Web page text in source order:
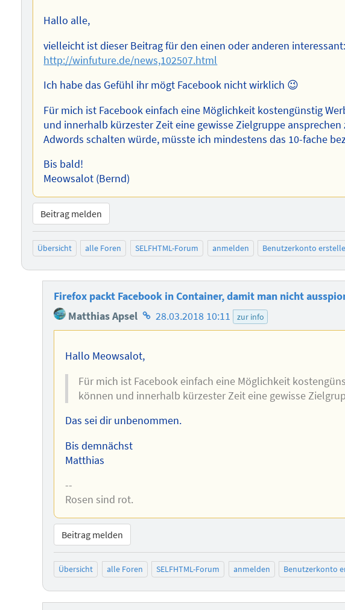
Hallo alle,
vielleicht ist dieser Beitrag für den einen oder anderen interessant:
http://winfuture.de/news,102507.html
Ich habe das Gefühl ihr mögt Facebook nicht wirklich 😉
Für mich ist Facebook einfach eine Möglichkeit kostengünstig
und innerhalb kürzester Zeit eine gewisse Zielgruppe ansprechen
Adwords schalten würde, müsste ich mindestens das 10-fache
Bis bald!
Meowsalot (Bernd)
Beitrag melden
Übersicht alle Foren SELFHTML-Forum anmelden Benutzerkonto
Firefox packt Facebook in Container, damit man nicht
Matthias Apsel Homepage
des
28.03.2018 10:11 zur info
Hallo Meowsalot,
Für mich ist Facebook einfach eine Möglichkeit
können und innerhalb kürzester Zeit eine gewisse
Das sei dir unbenommen.
Bis demnächst
Matthias
--
Rosen sind rot.
Beitrag melden
Übersicht alle Foren SELFHTML-Forum anmelden Benutzerkonto